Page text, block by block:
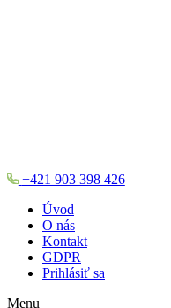
+421 903 398 426
Úvod
O nás
Kontakt
GDPR
Prihlásiť sa
Menu